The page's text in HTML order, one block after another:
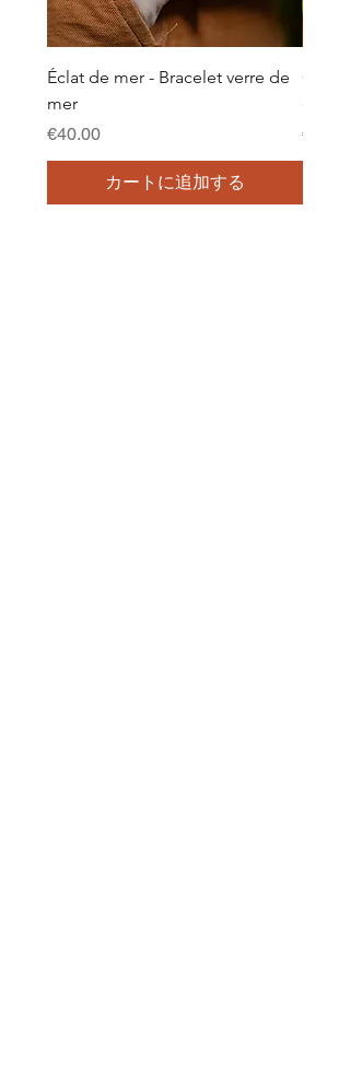
Éclat de mer - Bracelet verre de
mer
価格
€40.00
カートに追加する
Cœur
de mer
価格
€35.00